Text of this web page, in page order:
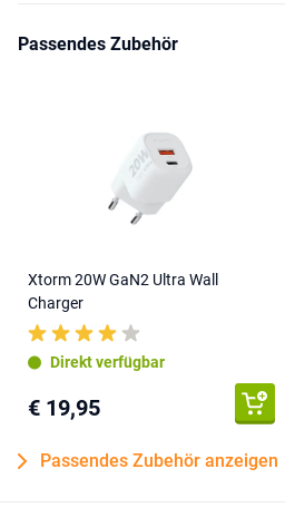
Passendes Zubehör
Xtorm 20W GaN2 Ultra Wall
Charger
Direkt verfügbar
€ 19,95
Passendes Zubehör anzeigen